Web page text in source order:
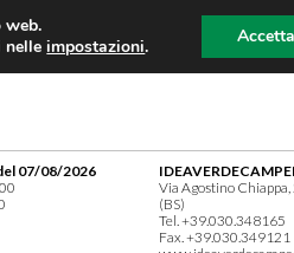
Via Agostino
(BS)
Tel. +39.030.348165
Fax. +39.030.349121
07/08/2026
web.
nelleimpostazioni. Accetta